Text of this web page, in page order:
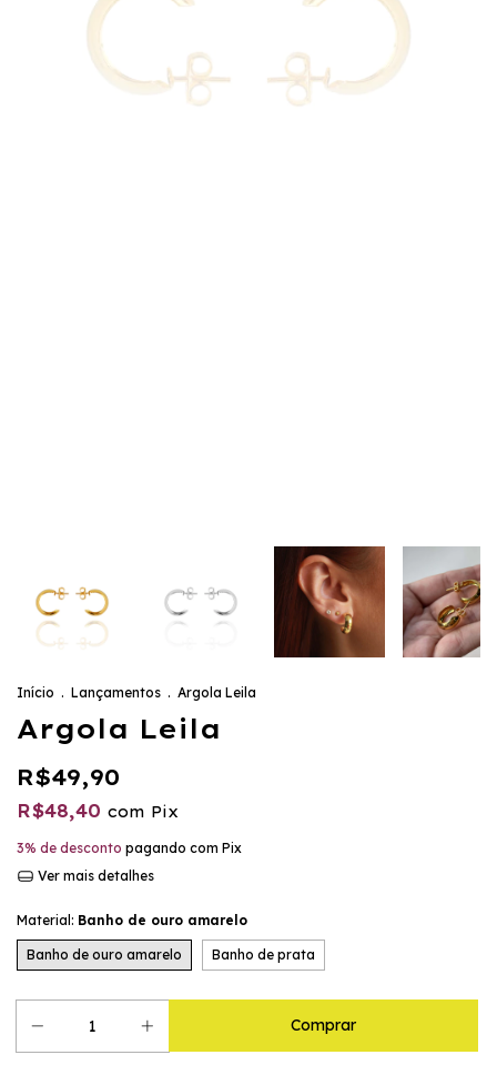
Início . Lançamentos . Argola Leila
Argola Leila
R$49,90
R$48,40 com Pix
3% de desconto pagando com Pix
Ver mais detalhes
Material: Banho de ouro amarelo
Banho de ouro amarelo Banho de prata